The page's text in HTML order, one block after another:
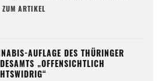
ZUM ARTIKEL
AUFLAGE DES THÜRINGER
„OFFENSICHTLICH